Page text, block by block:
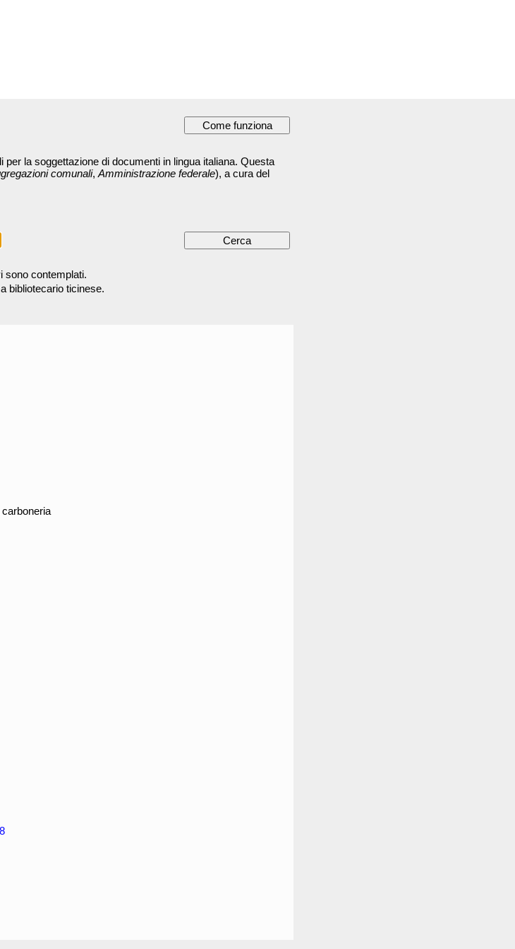
la soggettazione di documenti in lingua italiana. Questa
comunali, Amministrazione federale), a cura del
sono contemplati.
bibliotecario ticinese.